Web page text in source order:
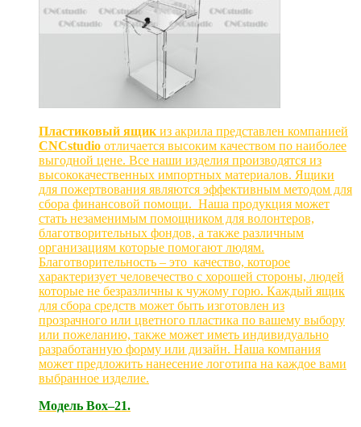
Пластиковый ящик из акрила представлен компанией
CNCstudio отличается высоким качеством по наиболее
выгодной цене. Все наши изделия производятся из
высококачественных импортных материалов. Ящики
для пожертвования являются эффективным методом для
сбора финансовой помощи. Наша продукция может
стать незаменимым помощником для волонтеров,
благотворительных фондов, а также различным
организациям которые помогают людям.
Благотворительность – это качество, которое
характеризует человечество с хорошей стороны, людей
которые не безразличны к чужому горю. Каждый ящик
для сбора средств может быть изготовлен из
прозрачного или цветного пластика по вашему выбору
или пожеланию, также может иметь индивидуально
разработанную форму или дизайн. Наша компания
может предложить нанесение логотипа на каждое вами
выбранное изделие.
Модель Box–21.